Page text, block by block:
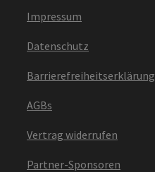
Impressum
Datenschutz
Barrierefreiheitserklärung
AGBs
Vertrag widerrufen
Partner-Sponsoren